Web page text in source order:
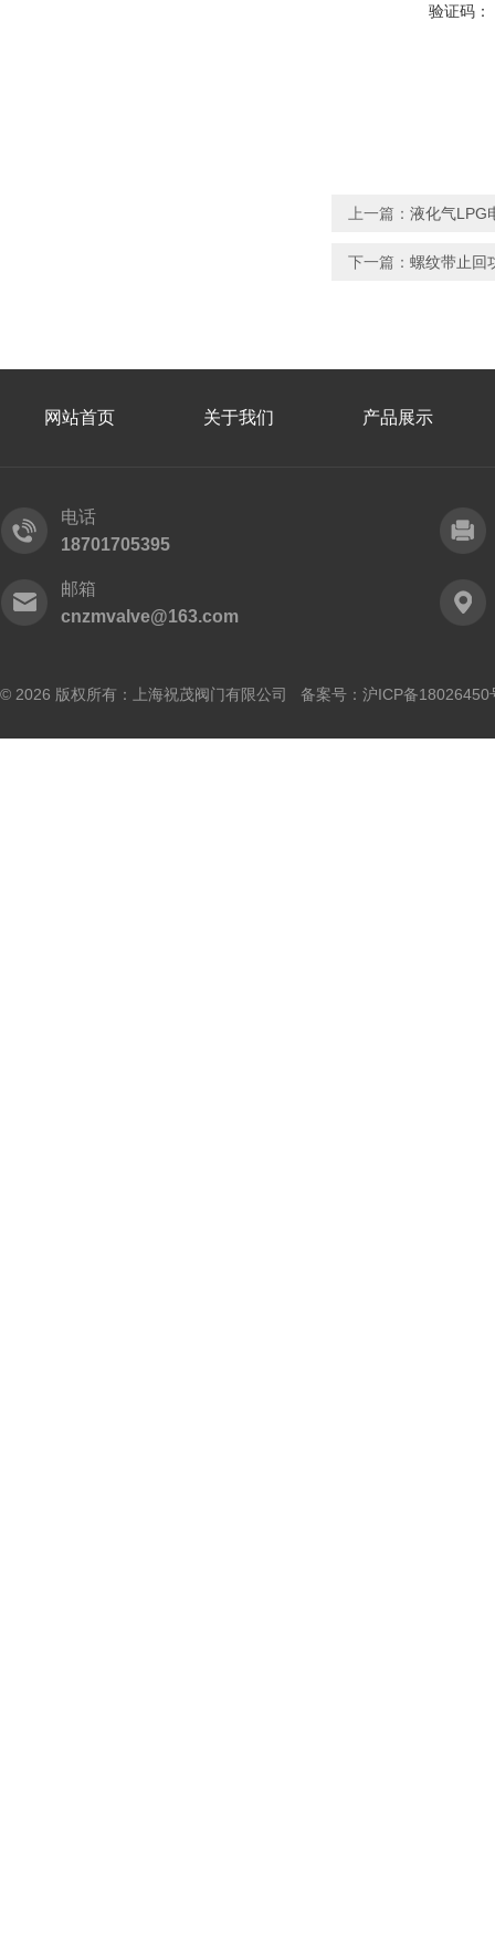
验证码：
上一篇： 液化气LPG
下一篇： 螺纹带止回
网站首页 关于我们 产品展示
电话
18701705395
邮箱
cnzmvalve@163.com
© 2026 版权所有：上海祝茂阀门有限公司 备案号： 沪ICP备18026450